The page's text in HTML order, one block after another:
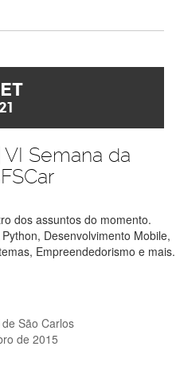
21
VI Semana da
dos assuntos do momento.
Desenvolvimento Mobile,
Empreendedorismo e mais.
São Carlos
de 2015